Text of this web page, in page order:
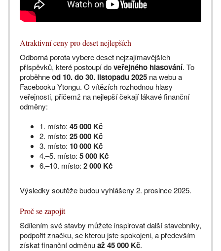
Atraktivní ceny pro deset nejlepších
Odborná porota vybere deset nejzajímavějších
příspěvků, které postoupí doveřejného hlasování. To
proběhneod 10. do 30. listopadu 2025 na webu a
Facebooku Ytongu. O vítězích rozhodnou hlasy
veřejnosti, přičemž na nejlepší čekají lákavé finanční
odměny:
1. místo: 45 000 Kč
2. místo: 25 000 Kč
3. místo: 10 000 Kč
4.–5. místo: 5 000 Kč
6.–10. místo: 2 000 Kč
Výsledky soutěže budou vyhlášeny 2. prosince 2025.
Proč se zapojit
Sdílením své stavby můžete inspirovat další stavebníky,
podpořit značku, se kterou jste spokojeni, a především
získat finanční odměnuaž 45 000 Kč.